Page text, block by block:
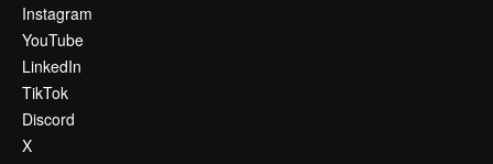
Instagram
YouTube
LinkedIn
TikTok
Discord
X